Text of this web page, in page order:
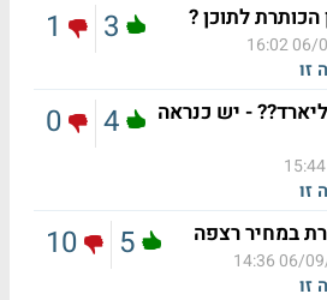
לתוכן ?
06/
זו
3
1
11 מיליארד?? - יש כנראה
זו
4
0
במחיר רצפה
06/09/
זו
5
10